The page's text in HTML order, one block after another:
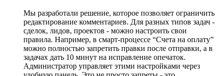
Мы разработали решение, которое позволяет ограничить
редактирование комментариев. Для разных типов задач -
сделок, лидов, проектов - можно настроить свои
правила. Например, в смарт-процессе “Счета на оплату”
можно полностью запретить правки после отправки, а в
задачах дать 10 минут на исправление опечаток.
Администратор управляет этими настройками через